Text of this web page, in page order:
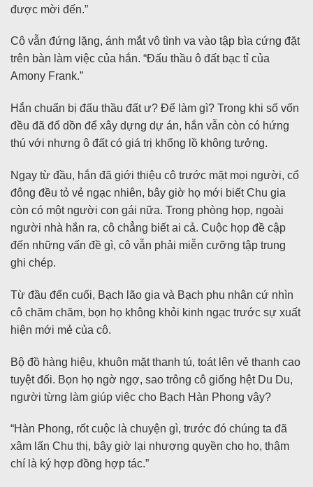
được mời đến.”
Cô vẫn đứng lặng, ánh mắt vô tình va vào tập bìa cứng đặt
trên bàn làm việc của hắn. “Đấu thầu ô đất bạc tỉ của
Amony Frank.”
Hắn chuẩn bị đấu thầu đất ư? Để làm gì? Trong khi số vốn
đều đã đổ dồn để xây dựng dự án, hắn vẫn còn có hứng
thú với nhưng ô đất có giá trị khổng lồ không tưởng.
Ngay từ đầu, hắn đã giới thiệu cô trước mặt mọi người, cổ
đông đều tỏ vẻ ngạc nhiên, bây giờ họ mới biết Chu gia
còn có một người con gái nữa. Trong phòng họp, ngoài
người nhà hắn ra, cô chẳng biết ai cả. Cuộc họp đề cập
đến những vấn đề gì, cô vẫn phải miễn cưỡng tập trung
ghi chép.
Từ đầu đến cuối, Bạch lão gia và Bạch phu nhân cứ nhìn
cô chăm chăm, bọn họ không khỏi kinh ngạc trước sự xuất
hiện mới mẻ của cô.
Bộ đồ hàng hiệu, khuôn mặt thanh tú, toát lên vẻ thanh cao
tuyệt đối. Bọn họ ngờ ngợ, sao trông cô giống hệt Du Du,
người từng làm giúp việc cho Bạch Hàn Phong vậy?
“Hàn Phong, rốt cuộc là chuyện gì, trước đó chúng ta đã
xâm lấn Chu thị, bây giờ lại nhượng quyền cho họ, thậm
chí là ký hợp đồng hợp tác.”